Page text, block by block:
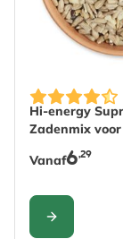
Hi-energy
Zadenmix
De prijs is
Vanaf6,29
CONFIGURE